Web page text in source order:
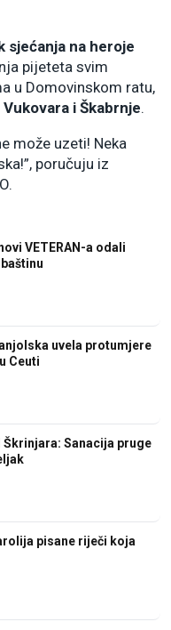
sjećanja na heroje
pijeteta svim
u Domovinskom ratu,
Vukovara i Škabrnje.
može uzeti! Neka
poručuju iz
VETERAN-a odali
uvela protumjere
Ceuti
Sanacija pruge
pisane riječi koja